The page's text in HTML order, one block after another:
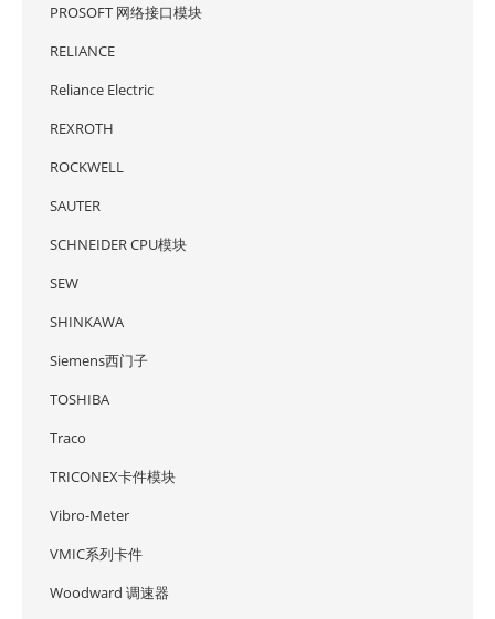
PROSOFT 网络接口模块
RELIANCE
Reliance Electric
REXROTH
ROCKWELL
SAUTER
SCHNEIDER CPU模块
SEW
SHINKAWA
Siemens西门子
TOSHIBA
Traco
TRICONEX卡件模块
Vibro-Meter
VMIC系列卡件
Woodward 调速器